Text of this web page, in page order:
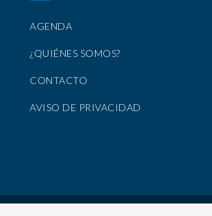
AGENDA
¿QUIÉNES SOMOS?
CONTACTO
AVISO DE PRIVACIDAD